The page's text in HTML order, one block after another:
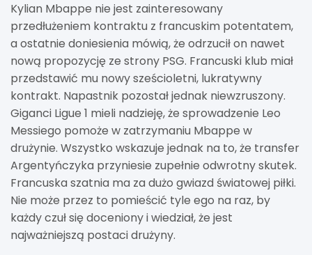
Kylian Mbappe nie jest zainteresowany
przedłużeniem kontraktu z francuskim potentatem,
a ostatnie doniesienia mówią, że odrzucił on nawet
nową propozycję ze strony PSG. Francuski klub miał
przedstawić mu nowy sześcioletni, lukratywny
kontrakt. Napastnik pozostał jednak niewzruszony.
Giganci Ligue 1 mieli nadzieję, że sprowadzenie Leo
Messiego pomoże w zatrzymaniu Mbappe w
drużynie. Wszystko wskazuje jednak na to, że transfer
Argentyńczyka przyniesie zupełnie odwrotny skutek.
Francuska szatnia ma za dużo gwiazd światowej piłki.
Nie może przez to pomieścić tyle ego na raz, by
każdy czuł się doceniony i wiedział, że jest
najważniejszą postaci drużyny.